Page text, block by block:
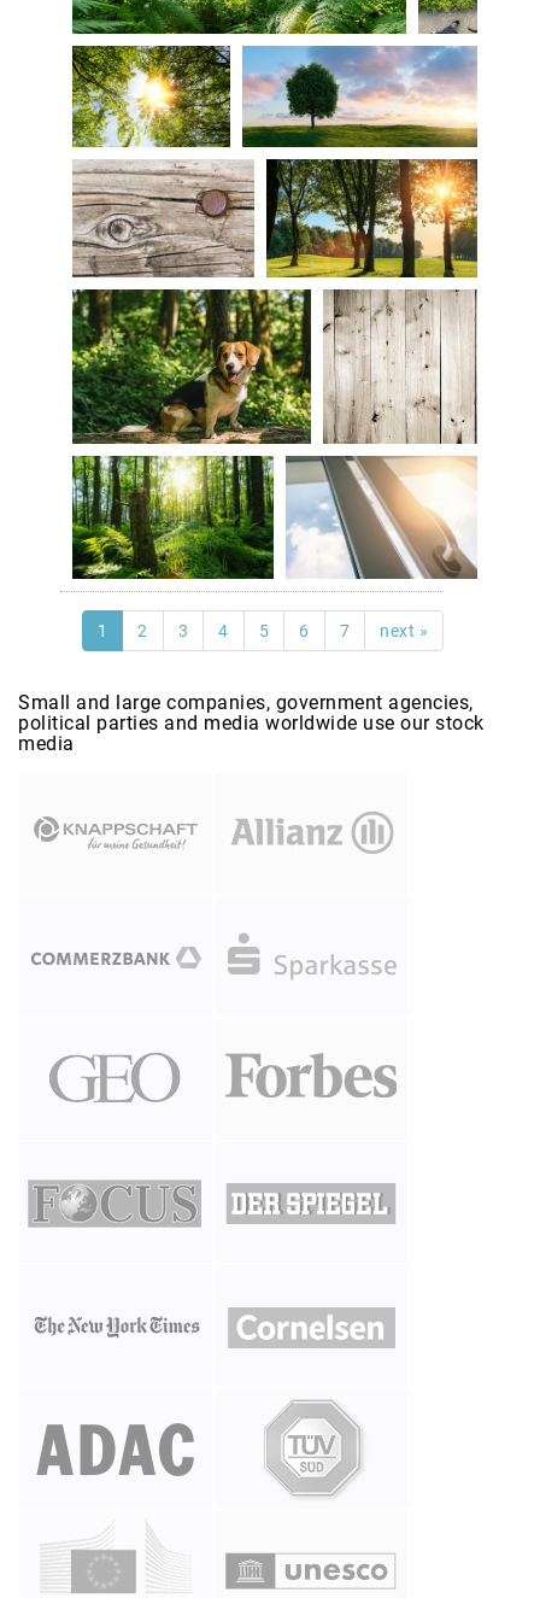
1 2 3 4 5 6 7 next »
Small and large companies, government agencies,
political parties and media worldwide use our stock
media